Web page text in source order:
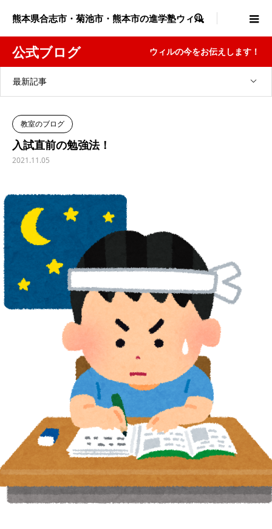
熊本県合志市・菊池市・熊本市の進学塾ウィル

公式ブログ ウィルの今をお伝えします！
最新記事
教室のブログ
入試直前の勉強法！
2021.11.05